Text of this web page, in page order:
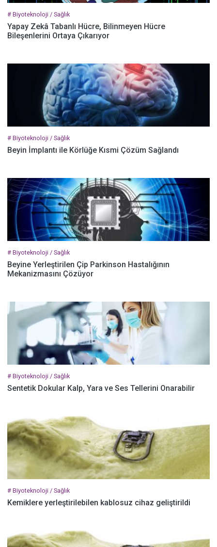
# Biyoteknoloji / Sağlık
Yapay Zekâ Tabanlı Hücre, Bilinmeyen Hücre
Bileşenlerini Ortaya Çıkarıyor
# Biyoteknoloji / Sağlık
Beyin İmplantı ile Körlüğe Kısmi Çözüm Sağlandı
# Biyoteknoloji / Sağlık
Beyine Yerleştirilen Çip Parkinson Hastalığının
Mekanizmasını Çözüyor
# Biyoteknoloji / Sağlık
Sentetik Dokular Kalp, Yara ve Ses Tellerini Onarabilir
# Biyoteknoloji / Sağlık
Kemiklere yerleştirilebilen kablosuz cihaz geliştirildi